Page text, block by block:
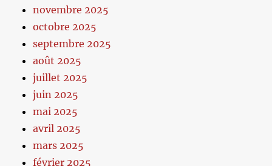
novembre 2025
octobre 2025
septembre 2025
août 2025
juillet 2025
juin 2025
mai 2025
avril 2025
mars 2025
février 2025